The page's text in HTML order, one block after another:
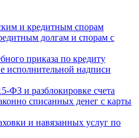
и кредитным спорам
долгам и спорам с
приказа по кредиту
исполнительной надписи
ФЗ и разблокировке счета
списанных денег с карты
и навязанных услуг по